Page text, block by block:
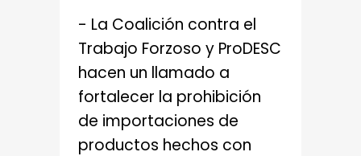
- La Coalición contra el
Trabajo Forzoso y ProDESC
hacen un llamado a
fortalecer la prohibición
de importaciones de
productos hechos con